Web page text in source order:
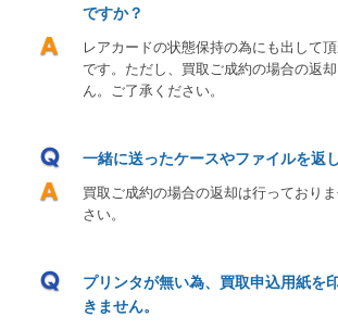
ですか？
レアカードの状態保持の為にも出して
です。ただし、買取ご成約の場合の返
ん。ご了承ください。
一緒に送ったケースやファイルを返
買取ご成約の場合の返却は行っており
さい。
プリンタが無い為、買取申込用紙を
きません。